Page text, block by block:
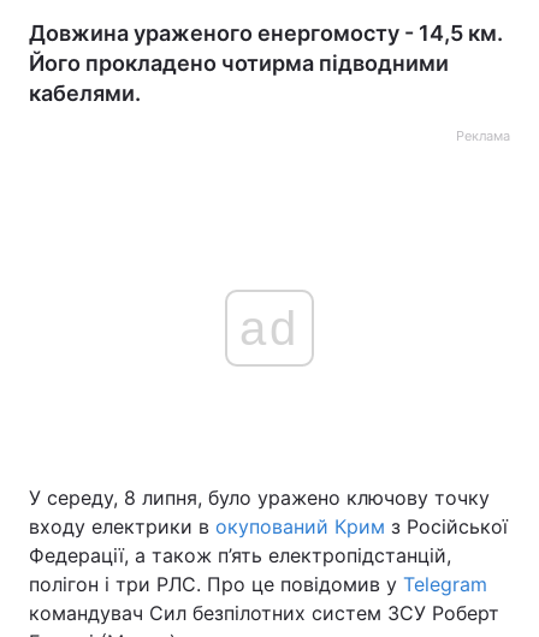
Довжина ураженого енергомосту - 14,5 км.
Його прокладено чотирма підводними
кабелями.
Реклама
ad
У середу, 8 липня, було уражено ключову точку
входу електрики в окупований Крим з Російської
Федерації, а також п’ять електропідстанцій,
полігон і три РЛС. Про це повідомив у Telegram
командувач Сил безпілотних систем ЗСУ Роберт